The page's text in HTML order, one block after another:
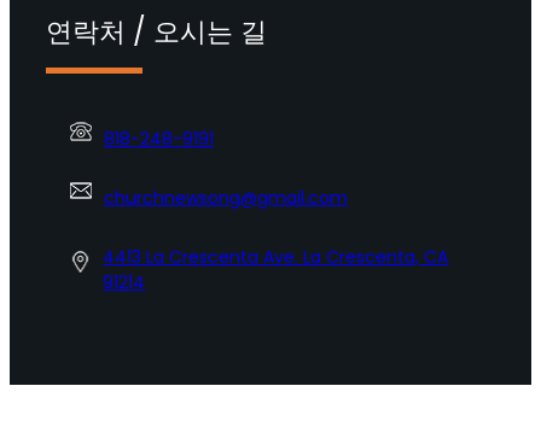
연락처 / 오시는 길
818-248-9191
churchnewsong@gmail.com
4413 La Crescenta Ave. La Crescenta, CA
91214